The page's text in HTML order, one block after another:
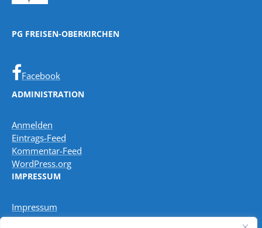
PG FREISEN-OBERKIRCHEN
Facebook
ADMINISTRATION
Anmelden
Eintrags-Feed
Kommentar-Feed
WordPress.org
IMPRESSUM
Impressum